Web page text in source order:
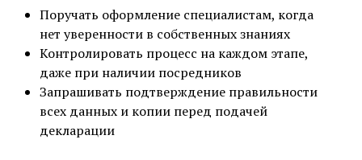
Поручать оформление специалистам, когда
нет уверенности в собственных знаниях
Контролировать процесс на каждом этапе,
даже при наличии посредников
Запрашивать подтверждение правильности
всех данных и копии перед подачей
декларации